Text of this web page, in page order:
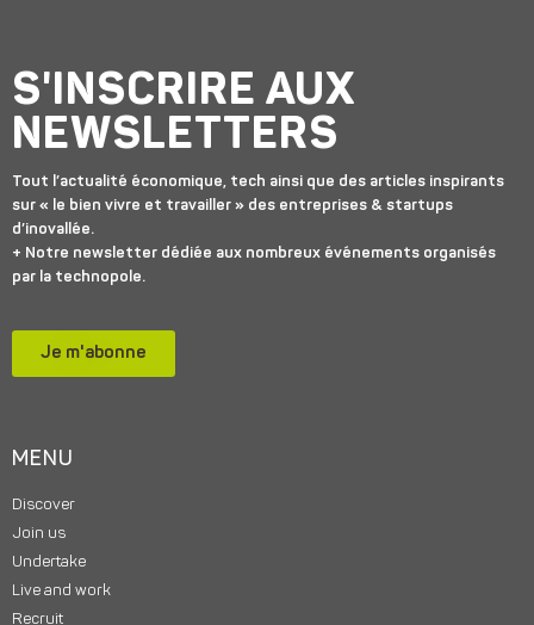
S'INSCRIRE AUX
NEWSLETTERS
Tout l’actualité économique, tech ainsi que des articles inspirants
sur « le bien vivre et travailler » des entreprises & startups
d’inovallée.
+ Notre newsletter dédiée aux nombreux événements organisés
par la technopole.
Je m'abonne
MENU
Discover
Join us
Undertake
Live and work
Recruit